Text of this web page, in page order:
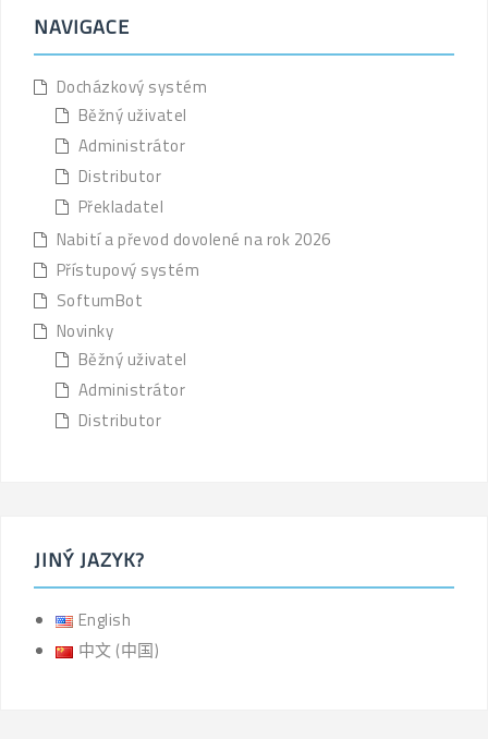
NAVIGACE
Docházkový systém
Běžný uživatel
Administrátor
Distributor
Překladatel
Nabití a převod dovolené na rok 2026
Přístupový systém
SoftumBot
Novinky
Běžný uživatel
Administrátor
Distributor
JINÝ JAZYK?
English
中文 (中国)